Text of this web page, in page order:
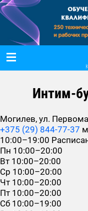
Интим-
Могилев, ул.
+375 (29) 844-77-37
10:00–19:00
Пн 10:00–20:00
Вт 10:00–20:00
Ср 10:00–20:00
Чт 10:00–20:00
Пт 10:00–20:00
Сб 10:00–19:00